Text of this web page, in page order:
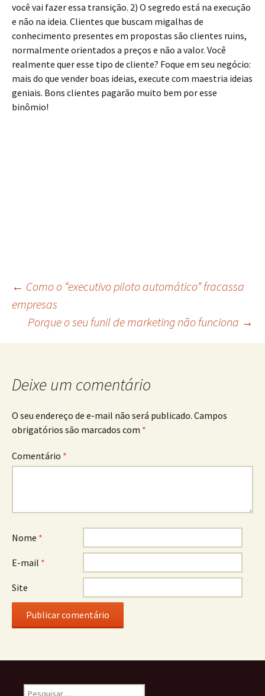
você vai fazer essa transição. 2) O segredo está na execução
e não na ideia. Clientes que buscam migalhas de
conhecimento presentes em propostas são clientes ruins,
normalmente orientados a preços e não a valor. Você
realmente quer esse tipo de cliente? Foque em seu negócio:
mais do que vender boas ideias, execute com maestria ideias
geniais. Bons clientes pagarão muito bem por esse
binômio!
Navegação
do
← Como o “executivo piloto automático” fracassa
empresas
Porque o seu funil de marketing não funciona →
Deixe um comentário
O seu endereço de e-mail não será publicado. Campos
obrigatórios são marcados com *
Comentário *
Nome *
E-mail *
Site
Pesquisar